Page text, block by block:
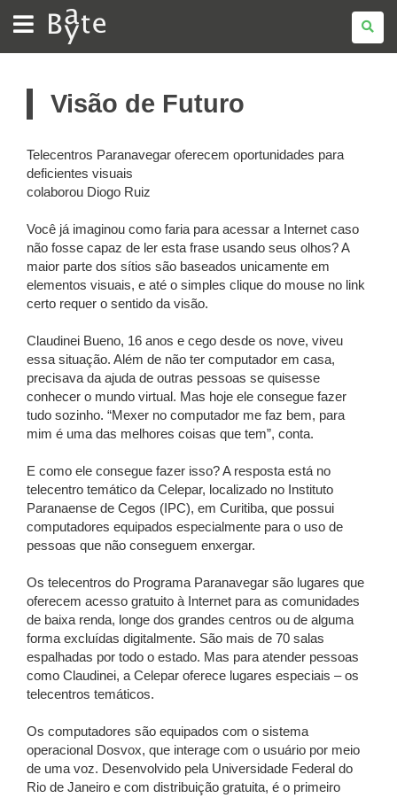
BATE
BYTE
Visão de Futuro
Telecentros Paranavegar oferecem oportunidades para
deficientes visuais
colaborou Diogo Ruiz
Você já imaginou como faria para acessar a Internet caso
não fosse capaz de ler esta frase usando seus olhos? A
maior parte dos sítios são baseados unicamente em
elementos visuais, e até o simples clique do mouse no link
certo requer o sentido da visão.
Claudinei Bueno, 16 anos e cego desde os nove, viveu
essa situação. Além de não ter computador em casa,
precisava da ajuda de outras pessoas se quisesse
conhecer o mundo virtual. Mas hoje ele consegue fazer
tudo sozinho. “Mexer no computador me faz bem, para
mim é uma das melhores coisas que tem”, conta.
E como ele consegue fazer isso? A resposta está no
telecentro temático da Celepar, localizado no Instituto
Paranaense de Cegos (IPC), em Curitiba, que possui
computadores equipados especialmente para o uso de
pessoas que não conseguem enxergar.
Os telecentros do Programa Paranavegar são lugares que
oferecem acesso gratuito à Internet para as comunidades
de baixa renda, longe dos grandes centros ou de alguma
forma excluídas digitalmente. São mais de 70 salas
espalhadas por todo o estado. Mas para atender pessoas
como Claudinei, a Celepar oferece lugares especiais – os
telecentros temáticos.
Os computadores são equipados com o sistema
operacional Dosvox, que interage com o usuário por meio
de uma voz. Desenvolvido pela Universidade Federal do
Rio de Janeiro e com distribuição gratuita, é o primeiro